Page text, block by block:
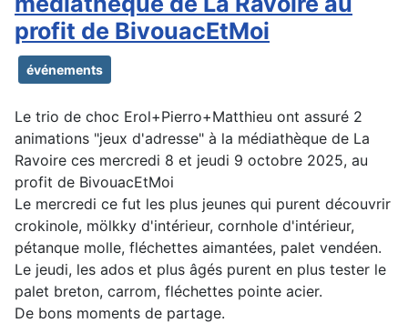
profit de BivouacEtMoi
événements
Le trio de choc Erol+Pierro+Matthieu ont assuré 2
animations "jeux d'adresse" à la médiathèque de La
Ravoire ces mercredi 8 et jeudi 9 octobre 2025, au
profit de BivouacEtMoi
Le mercredi ce fut les plus jeunes qui purent découvrir
crokinole, mölkky d'intérieur, cornhole d'intérieur,
pétanque molle, fléchettes aimantées, palet vendéen.
Le jeudi, les ados et plus âgés purent en plus tester le
palet breton, carrom, fléchettes pointe acier.
De bons moments de partage.